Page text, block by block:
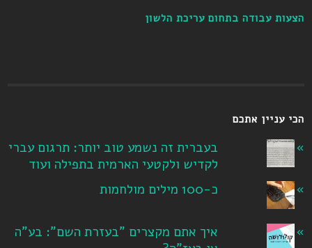
הצעות עבודה בתחום עריכת הלשון
הכי עניין אתכם
בעברית זה נשמע טוב יותר: תרגום עברי
לקדיש ולקטעי הארמית בתפילה ועוד
כ-100 מילים מולחמות
איך אתם מקצרים "בעזרת השם": בע"ה